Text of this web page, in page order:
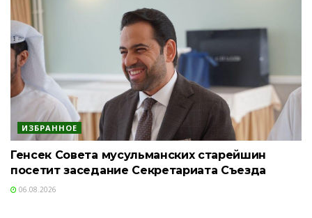
ИЗБРАННОЕ
Генсек Совета мусульманских старейшин
посетит заседание Секретариата Съезда
06.08.2026